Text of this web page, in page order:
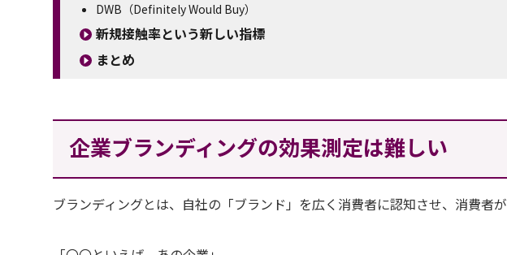
DWB（Definitely Would Buy）
新規接触率という新しい指標
まとめ
企業ブランディングの効果測定は難しい
ブランディングとは、自社の「ブランド」を広く消費者に認知させ、消費者が